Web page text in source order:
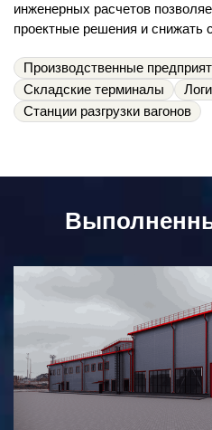
инженерных расчетов
проектные решения и снижать
Производственные
Складские терминалы
Станции разгрузки вагонов